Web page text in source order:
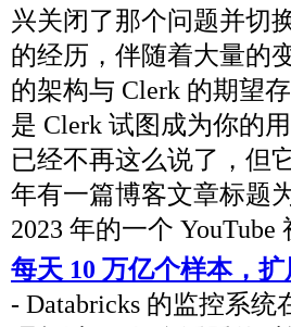
兴关闭了那个问题并切
的经历，伴随着大量的
的架构与 Clerk 的期望
是 Clerk 试图成为你的
已经不再这么说了，但
年有一篇博客文章标题
2023 年的一个
每天 10 万亿个样本，
- Databricks 的监控系统